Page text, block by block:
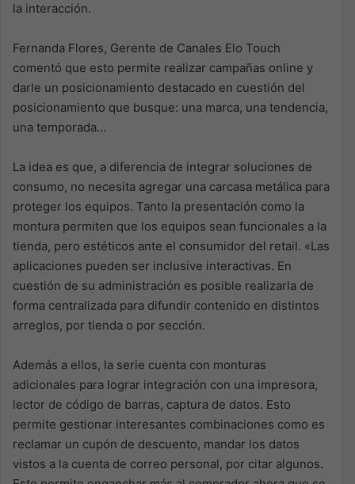
la interacción.
Fernanda Flores, Gerente de Canales Elo Touch
comentó que esto permite realizar campañas online y
darle un posicionamiento destacado en cuestión del
posicionamiento que busque: una marca, una tendencia,
una temporada…
La idea es que, a diferencia de integrar soluciones de
consumo, no necesita agregar una carcasa metálica para
proteger los equipos. Tanto la presentación como la
montura permiten que los equipos sean funcionales a la
tienda, pero estéticos ante el consumidor del retail. «Las
aplicaciones pueden ser inclusive interactivas. En
cuestión de su administración es posible realizarla de
forma centralizada para difundir contenido en distintos
arreglos, por tienda o por sección.
Además a ellos, la serie cuenta con monturas
adicionales para lograr integración con una impresora,
lector de código de barras, captura de datos. Esto
permite gestionar interesantes combinaciones como es
reclamar un cupón de descuento, mandar los datos
vistos a la cuenta de correo personal, por citar algunos.